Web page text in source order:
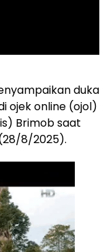
duka
ojek online (ojol)
Brimob saat
8/2025).